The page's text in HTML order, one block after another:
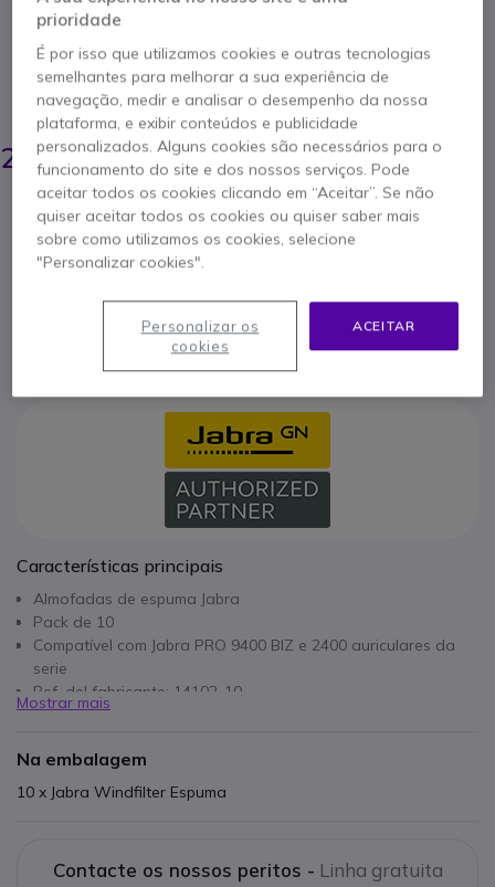
Pack de 10 Espumas / filtros de vento para usar
5 de 3 Avaliações
POUPE 3,00 €
27,45 €
24,95 € - 30,69 € Iva Incl.
Qtd
ADICIONAR AO CARRINHO
Características principais
Almofadas de espuma Jabra
Pack de 10
Compatível com Jabra PRO 9400 BIZ e 2400 auriculares da
serie
Ref. del fabricante: 14102-10
Mostrar mais
Na embalagem
10 x Jabra Windfilter Espuma
Contacte os nossos peritos - Linha gratuita
prioridade
É por isso que utilizamos cookies e outras tecnologias
semelhantes para melhorar a sua experiência de
navegação, medir e analisar o desempenho da nossa
plataforma, e exibir conteúdos e publicidade
personalizados. Alguns cookies são necessários para o
funcionamento do site e dos nossos serviços. Pode
aceitar todos os cookies clicando em “Aceitar”. Se não
quiser aceitar todos os cookies ou quiser saber mais
sobre como utilizamos os cookies, selecione
"Personalizar cookies".
ACEITAR
Personalizar os
cookies